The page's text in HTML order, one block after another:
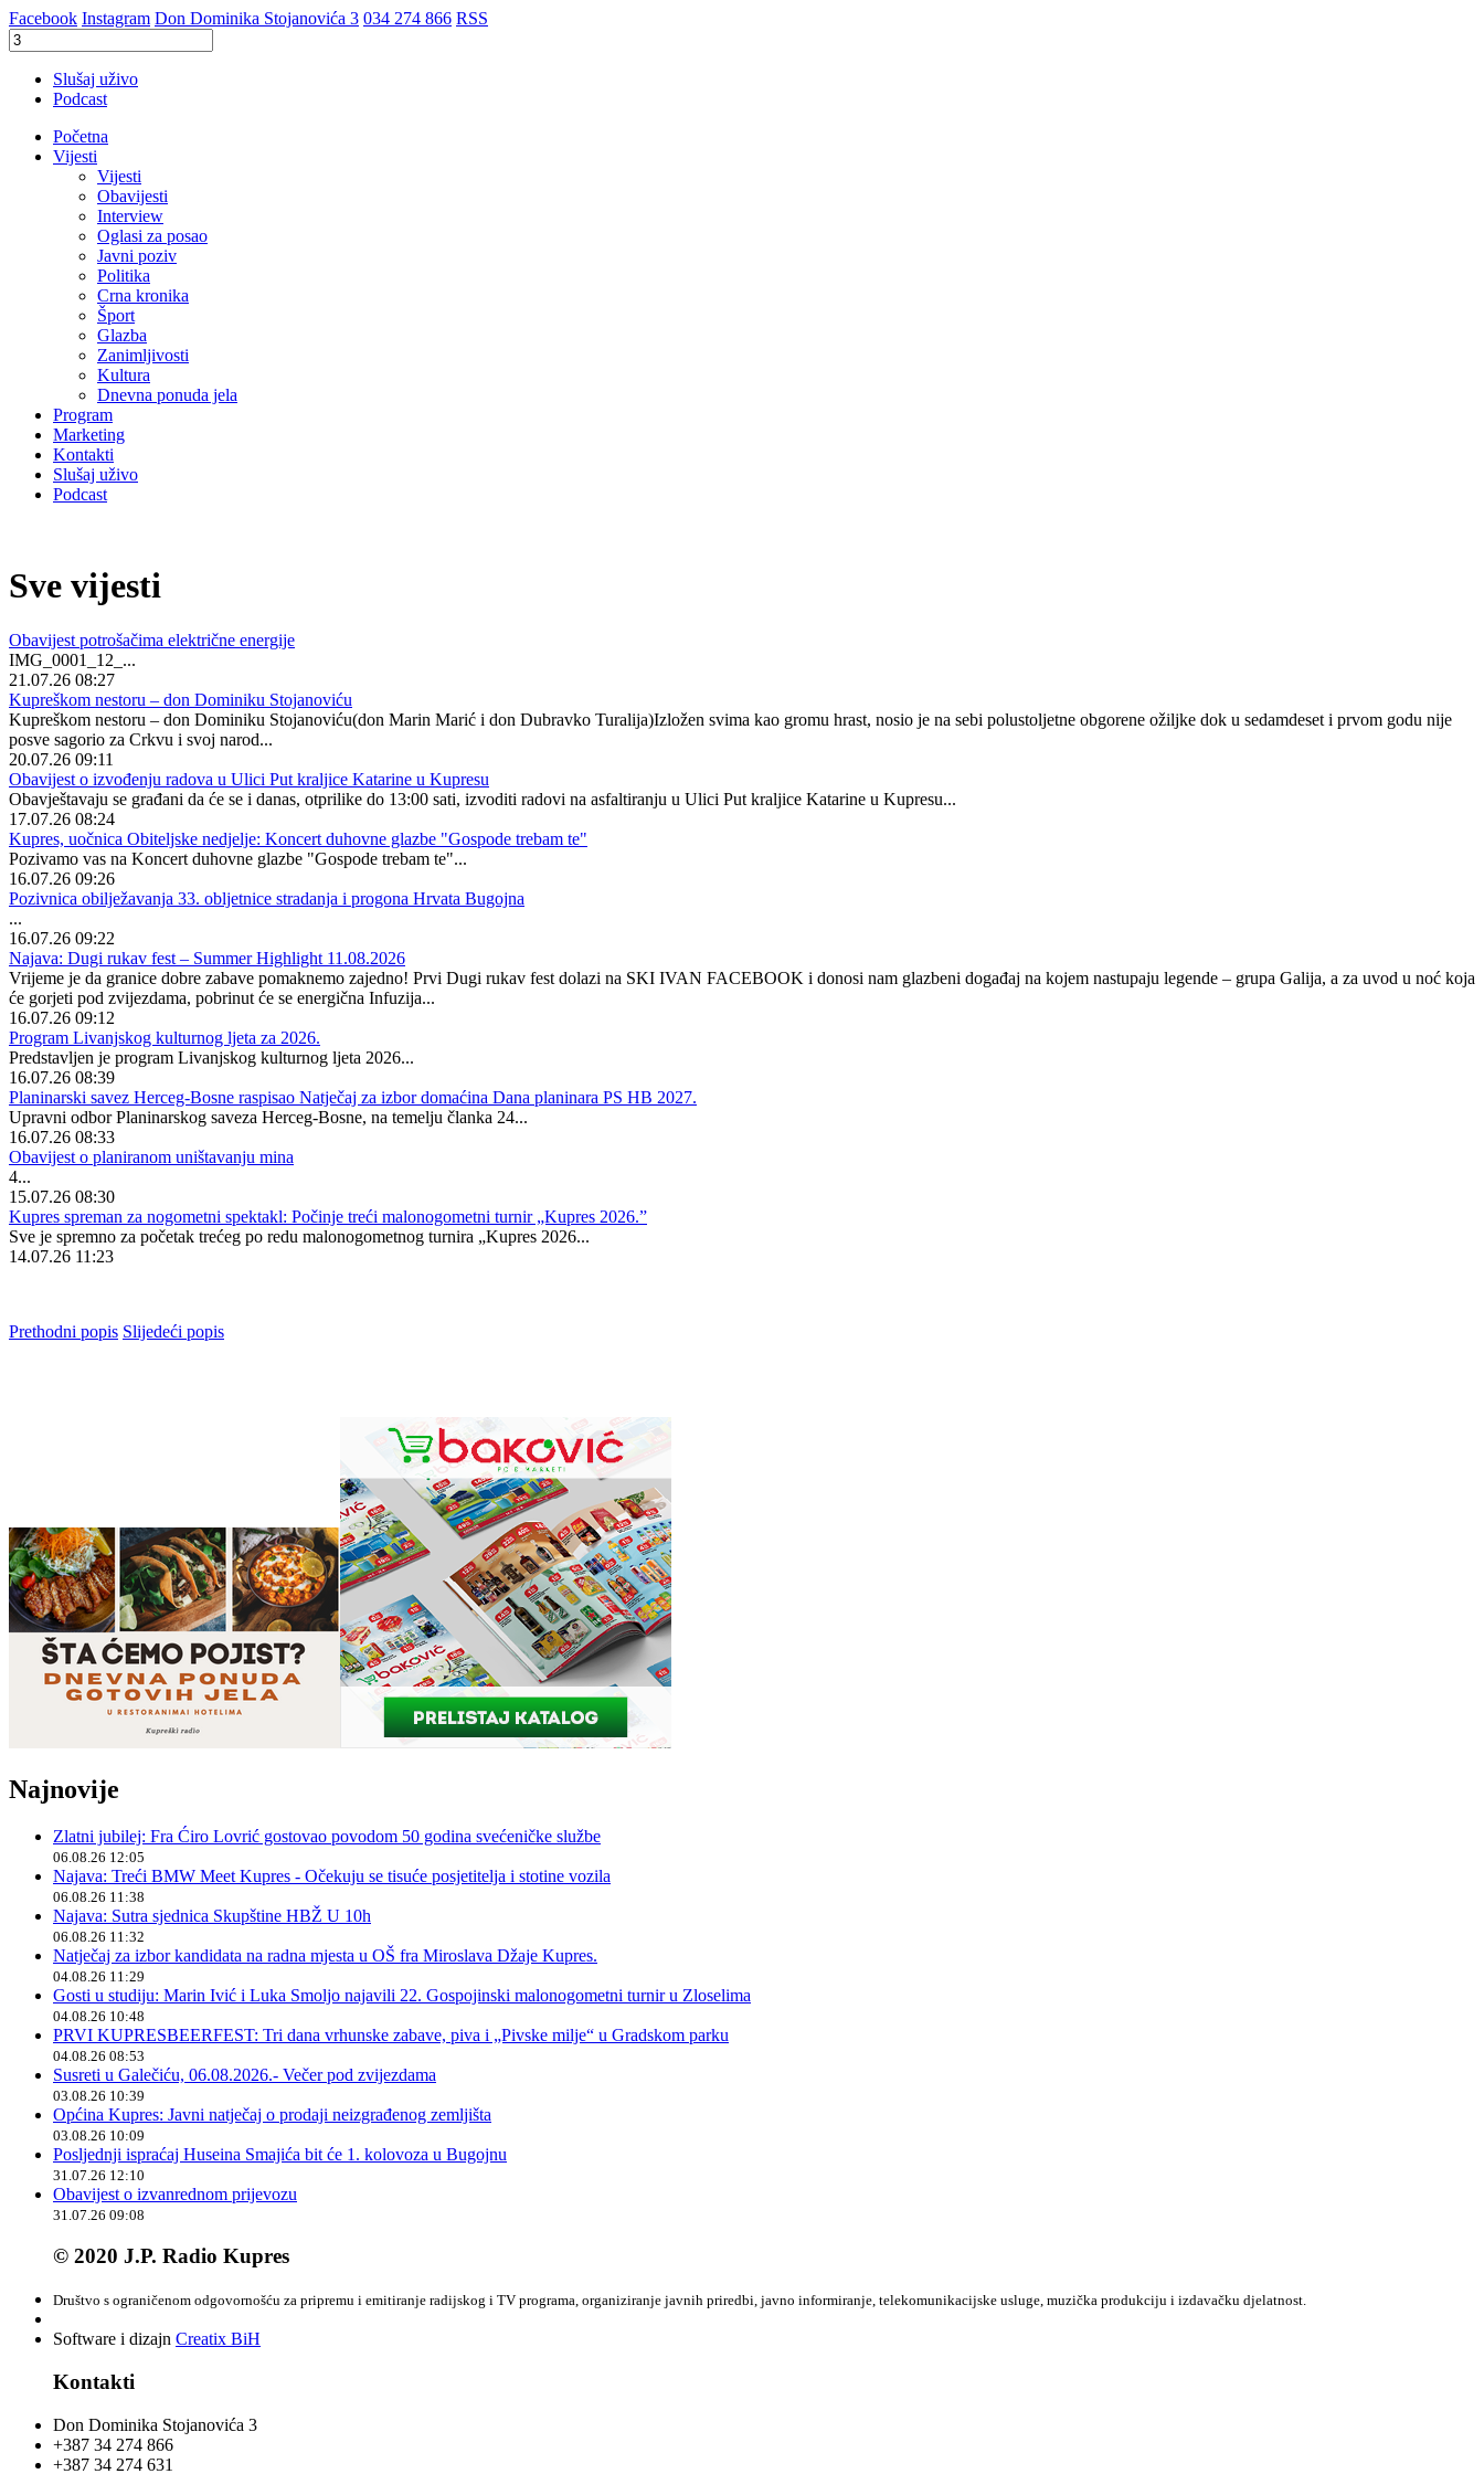
Facebook Instagram Don Dominika Stojanovića 3 034 274 866 RSS
Slušaj uživo
Podcast
Početna
Vijesti
Vijesti
Obavijesti
Interview
Oglasi za posao
Javni poziv
Politika
Crna kronika
Šport
Glazba
Zanimljivosti
Kultura
Dnevna ponuda jela
Program
Marketing
Kontakti
Slušaj uživo
Podcast
Sve vijesti
Obavijest potrošačima električne energije
IMG_0001_12_...
21.07.26 08:27
Kupreškom nestoru – don Dominiku Stojanoviću
Kupreškom nestoru – don Dominiku Stojanoviću(don Marin Marić i don Dubravko Turalija)Izložen svima kao gromu hrast, nosio je na sebi polustoljetne obgorene ožiljke dok u sedamdeset i prvom godu nije
posve sagorio za Crkvu i svoj narod...
20.07.26 09:11
Obavijest o izvođenju radova u Ulici Put kraljice Katarine u Kupresu
Obavještavaju se građani da će se i danas, otprilike do 13:00 sati, izvoditi radovi na asfaltiranju u Ulici Put kraljice Katarine u Kupresu...
17.07.26 08:24
Kupres, uočnica Obiteljske nedjelje: Koncert duhovne glazbe "Gospode trebam te"
Pozivamo vas na Koncert duhovne glazbe "Gospode trebam te"...
16.07.26 09:26
Pozivnica obilježavanja 33. obljetnice stradanja i progona Hrvata Bugojna
...
16.07.26 09:22
Najava: Dugi rukav fest – Summer Highlight 11.08.2026
Vrijeme je da granice dobre zabave pomaknemo zajedno! Prvi Dugi rukav fest dolazi na SKI IVAN FACEBOOK i donosi nam glazbeni događaj na kojem nastupaju legende – grupa Galija, a za uvod u noć koja
će gorjeti pod zvijezdama, pobrinut će se energična Infuzija...
16.07.26 09:12
Program Livanjskog kulturnog ljeta za 2026.
Predstavljen je program Livanjskog kulturnog ljeta 2026...
16.07.26 08:39
Planinarski savez Herceg-Bosne raspisao Natječaj za izbor domaćina Dana planinara PS HB 2027.
Upravni odbor Planinarskog saveza Herceg-Bosne, na temelju članka 24...
16.07.26 08:33
Obavijest o planiranom uništavanju mina
4...
15.07.26 08:30
Kupres spreman za nogometni spektakl: Počinje treći malonogometni turnir „Kupres 2026.”
Sve je spremno za početak trećeg po redu malonogometnog turnira „Kupres 2026...
14.07.26 11:23
Prethodni popis Slijedeći popis
Najnovije
Zlatni jubilej: Fra Ćiro Lovrić gostovao povodom 50 godina svećeničke službe
06.08.26 12:05
Najava: Treći BMW Meet Kupres - Očekuju se tisuće posjetitelja i stotine vozila
06.08.26 11:38
Najava: Sutra sjednica Skupštine HBŽ U 10h
06.08.26 11:32
Natječaj za izbor kandidata na radna mjesta u OŠ fra Miroslava Džaje Kupres.
04.08.26 11:29
Gosti u studiju: Marin Ivić i Luka Smoljo najavili 22. Gospojinski malonogometni turnir u Zloselima
04.08.26 10:48
PRVI KUPRESBEERFEST: Tri dana vrhunske zabave, piva i „Pivske milje“ u Gradskom parku
04.08.26 08:53
Susreti u Galečiću, 06.08.2026.- Večer pod zvijezdama
03.08.26 10:39
Općina Kupres: Javni natječaj o prodaji neizgrađenog zemljišta
03.08.26 10:09
Posljednji ispraćaj Huseina Smajića bit će 1. kolovoza u Bugojnu
31.07.26 12:10
Obavijest o izvanrednom prijevozu
31.07.26 09:08
© 2020 J.P. Radio Kupres
Društvo s ograničenom odgovornošću za pripremu i emitiranje radijskog i TV programa, organiziranje javnih priredbi, javno informiranje, telekomunikacijske usluge, muzička produkciju i izdavačku djelatnost.
Software i dizajn Creatix BiH
Kontakti
Don Dominika Stojanovića 3
+387 34 274 866
+387 34 274 631